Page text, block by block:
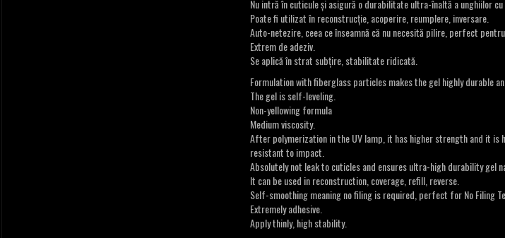
Nu intră în cuticule și asigură o durabilitate ultra-înaltă a unghiilor cu
Poate fi utilizat în reconstrucție, acoperire, reumplere, inversare.
Auto-netezire, ceea ce înseamnă că nu necesită pilire, perfect
Extrem de adeziv.
Se aplică în strat subțire, stabilitate ridicată.
Formulation with fiberglass particles makes the gel highly durable
The gel is self-leveling.
Non-yellowing formula
Medium viscosity.
After polymerization in the UV lamp, it has higher strength and it is
resistant to impact.
Absolutely not leak to cuticles and ensures ultra-high durability gel
It can be used in reconstruction, coverage, refill, reverse.
Self-smoothing meaning no filing is required, perfect for No Filing
Extremely adhesive.
Apply thinly, high stability.